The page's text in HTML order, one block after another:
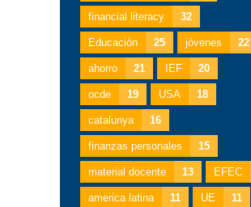
financial literacy 32
Educación 25 jóvenes 22
ahorro 21 IEF 20
ocde 19 USA 18
catalunya 16
finanzas personales 15
material docente 13 EFEC
america latina 11 UE 11